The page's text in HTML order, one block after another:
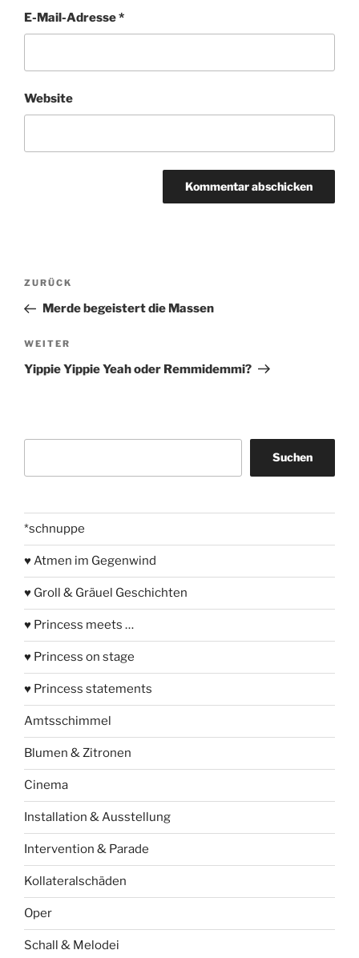
E-Mail-Adresse*
Website
Beitragsnavigation
Vorheriger
Beitrag
ZURÜCK
Merde begeistert die Massen
Nächster
Beitrag
WEITER
Yippie Yippie Yeah oder Remmidemmi?
Suchen
*schnuppe
♥ Atmen im Gegenwind
♥ Groll & Gräuel Geschichten
♥ Princess meets …
♥ Princess on stage
♥ Princess statements
Amtsschimmel
Blumen & Zitronen
Cinema
Installation & Ausstellung
Intervention & Parade
Kollateralschäden
Oper
Schall & Melodei